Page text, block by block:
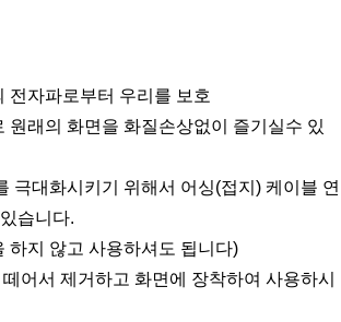
전자파로부터 우리를 보호
원래의 화면을 화질손상없이 즐기실수 있
극대화시키기 위해서 어싱(접지) 케이블 연
습니다.
하지 않고 사용하셔도 됩니다)
어서 제거하고 화면에 장착하여 사용하시